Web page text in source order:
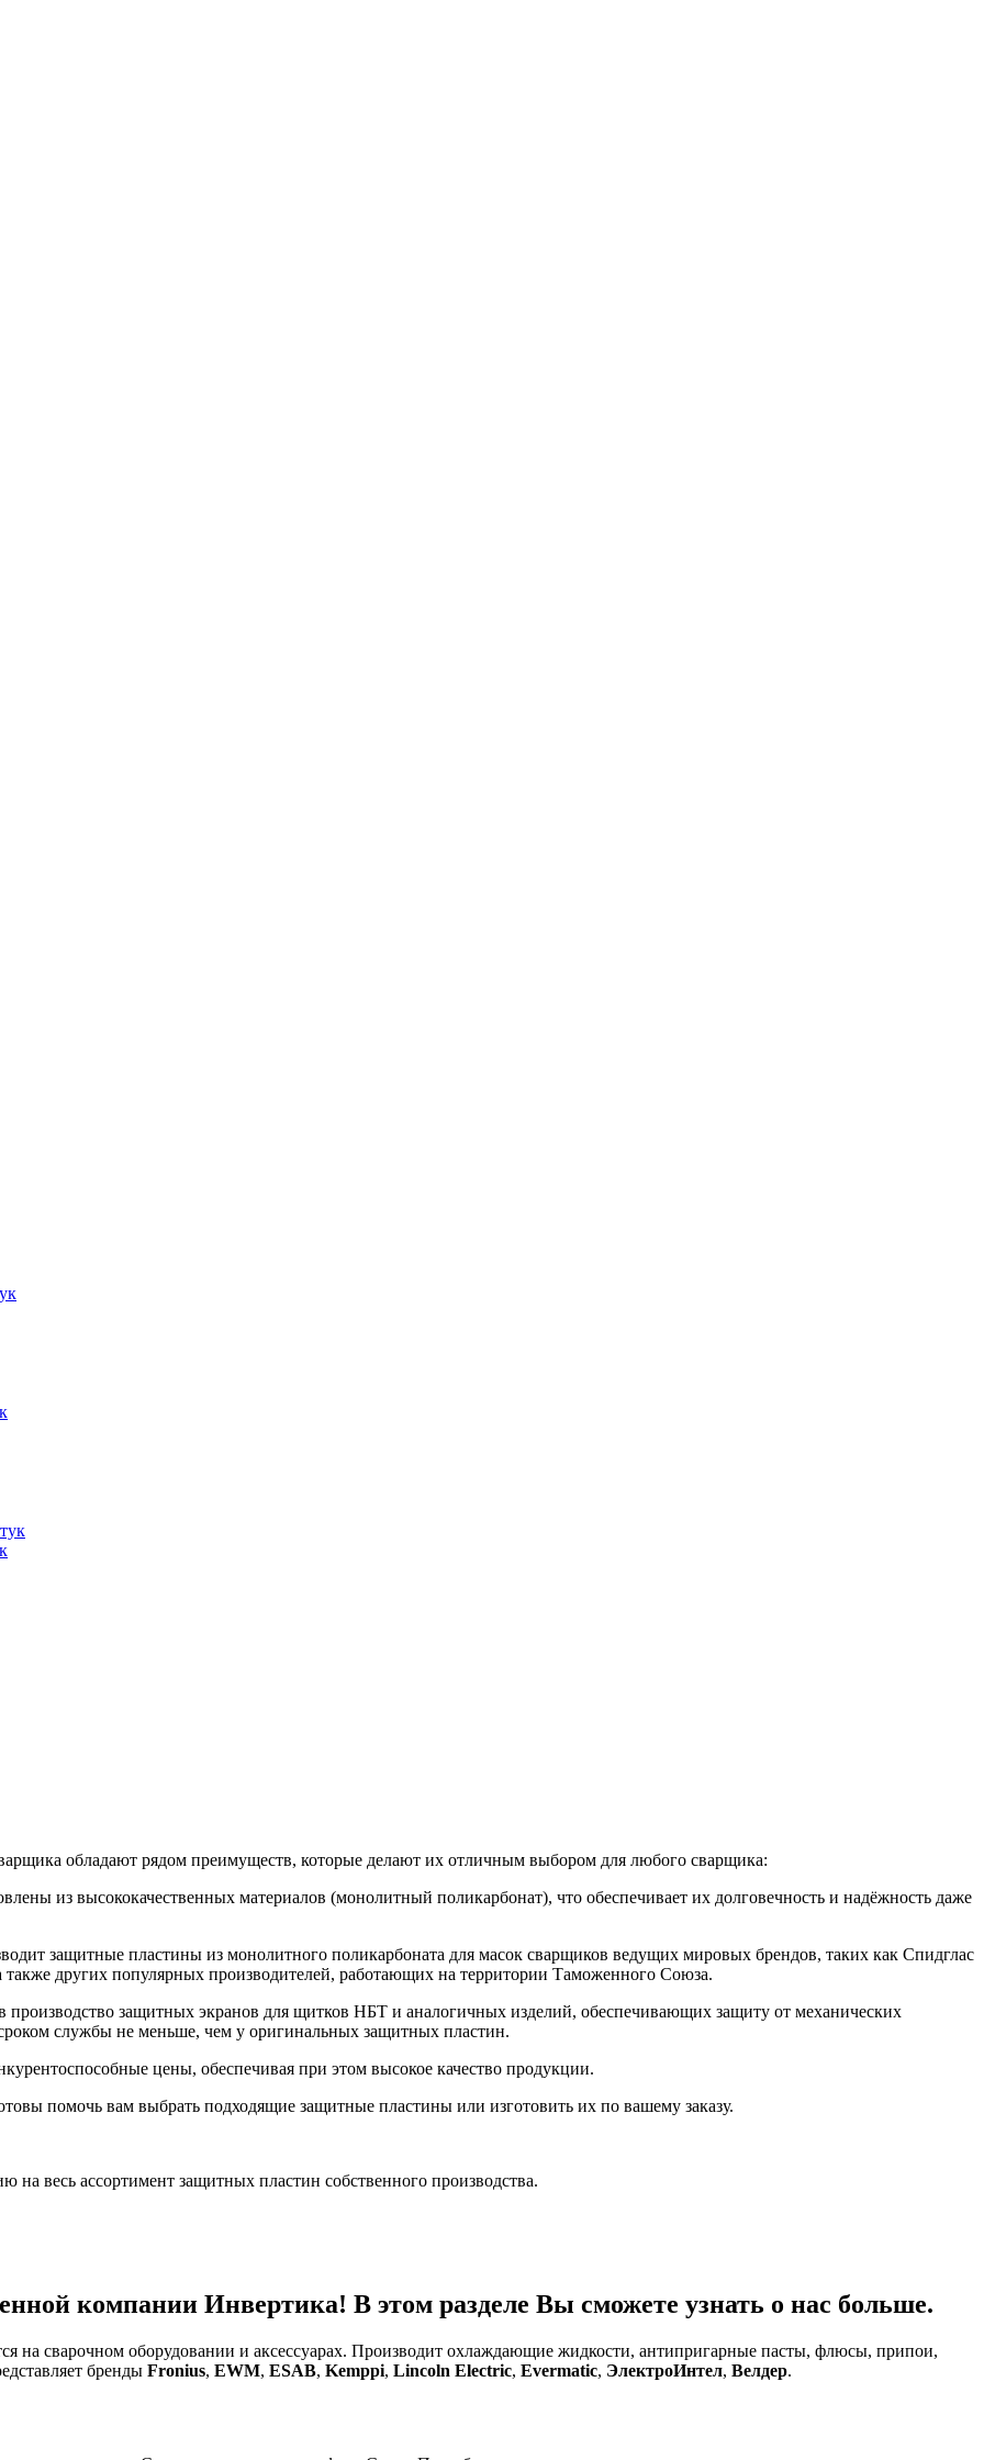
обладают рядом преимуществ, которые делают их отличным выбором для любого сварщика:
из высококачественных материалов (монолитный поликарбонат), что обеспечивает их долговечность и надёжность даже
защитные пластины из монолитного поликарбоната для масок сварщиков ведущих мировых брендов, таких как Спидглас
других популярных производителей, работающих на территории Таможенного Союза.
производство защитных экранов для щитков НБТ и аналогичных изделий, обеспечивающих защиту от механических
службы не меньше, чем у оригинальных защитных пластин.
цены, обеспечивая при этом высокое качество продукции.
помочь вам выбрать подходящие защитные пластины или изготовить их по вашему заказу.
весь ассортимент защитных пластин собственного производства.
компании Инвертика! В этом разделе Вы сможете узнать о нас больше.
на сварочном оборудовании и аксессуарах. Производит охлаждающие жидкости, антипригарные пасты, флюсы, припои,
бренды Fronius, EWM, ESAB, Kemppi, Lincoln Electric, Evermatic, ЭлектроИнтел, Велдер.